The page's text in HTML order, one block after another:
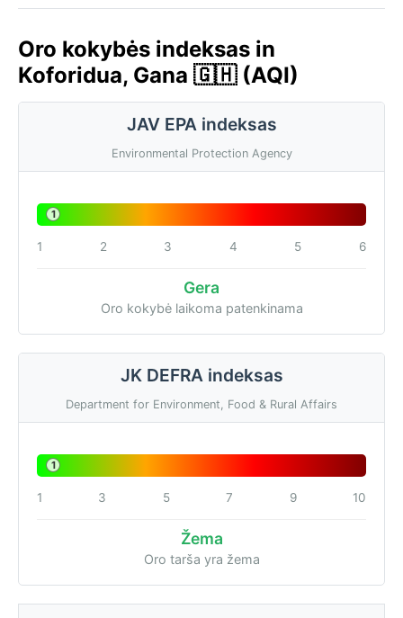
Oro kokybės indeksas in
Koforidua, Gana 🇬🇭 (AQI)
JAV EPA indeksas
Environmental Protection Agency
1
1 2 3 4 5 6
Gera
Oro kokybė laikoma patenkinama
JK DEFRA indeksas
Department for Environment, Food & Rural Affairs
1
1 3 5 7 9 10
Žema
Oro tarša yra žema